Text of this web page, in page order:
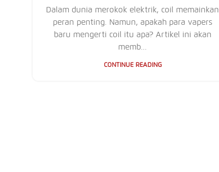
Dalam dunia merokok elektrik, coil memainkan
peran penting. Namun, apakah para vapers
baru mengerti coil itu apa? Artikel ini akan
memb...
CONTINUE READING